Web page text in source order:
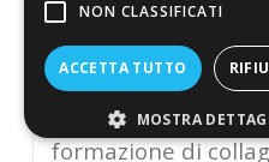
VITAMINA C
La vitamina C
formazione di
NON CLASSIFICATI
ACCETTA TUTTO
MOSTRA